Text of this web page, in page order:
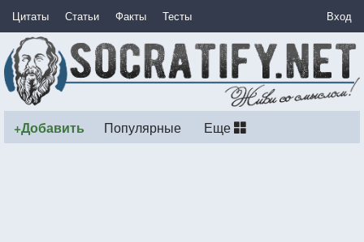
Цитаты Статьи Факты Тесты Вход
+Добавить Популярные Еще